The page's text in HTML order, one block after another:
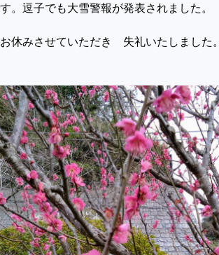
。逗子でも大雪警報が発表されました。
休みさせていただき 失礼いたしました。